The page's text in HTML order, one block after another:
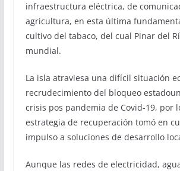
infraestructura eléctrica, de
agricultura, en esta última
cultivo del tabaco, del cual Pinar del
mundial.
La isla atraviesa una difícil situación
recrudecimiento del bloqueo
crisis pos pandemia de Covid-19, por
estrategia de recuperación tomó en
impulso a soluciones de desarrollo
Aunque las redes de electricidad,